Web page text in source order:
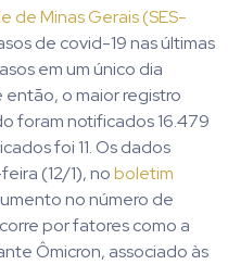
de Minas Gerais (SES-
de covid-19 nas últimas
em um único dia
o maior registro
foram notificados 16.479
foi 11. Os dados
(12/1), noboletim
no número de
por fatores como a
Ômicron, associado às